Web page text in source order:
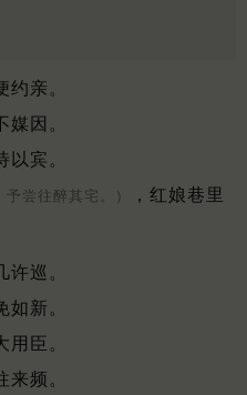
亲。
因。
宾。
予尝往醉其宅。） ，红娘巷里
巡。
如新。
臣。
来频。